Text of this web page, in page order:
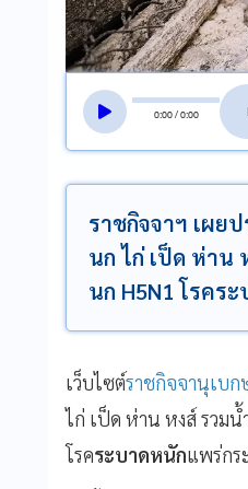
0:00/0:00
ราชกิจจาฯ เผย
นก ไก่ เป็ด ห่าน
นก H5N1 โรคร
เว็บไซต์ราชกิจจานุเบก
ไก่ เป็ด ห่าน หงส์ รวม
โรคระบาดหนักแพร่กร